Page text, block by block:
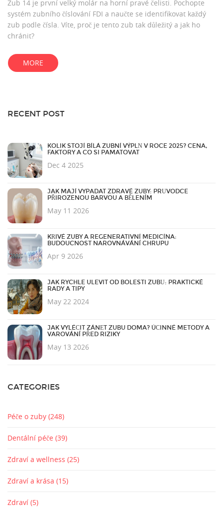
Zub 14 je první velký molár na horní pravé čelisti. Pochopte
systém zubního číslování FDI a naučte se identifikovat každý
zub podle čísla. Víte, proč je tento zub tak důležitý a jak ho
chránit?
MORE
RECENT POST
KOLIK STOJÍ BÍLÁ ZUBNÍ VÝPLŇ V ROCE 2025? CENA,
FAKTORY A CO SI PAMATOVAT
Dec 4 2025
JAK MAJÍ VYPADAT ZDRAVÉ ZUBY: PRŮVODCE
PŘIROZENOU BARVOU A BĚLENÍM
May 11 2026
KŘIVÉ ZUBY A REGENERATIVNÍ MEDICÍNA:
BUDOUCNOST NAROVNÁVÁNÍ CHRUPU
Apr 9 2026
JAK RYCHLE ULEVIT OD BOLESTI ZUBŮ: PRAKTICKÉ
RADY A TIPY
May 22 2024
JAK VYLÉČIT ZÁNĚT ZUBU DOMA? ÚČINNÉ METODY A
VAROVÁNÍ PŘED RIZIKY
May 13 2026
CATEGORIES
Péče o zuby (248)
Dentální péče (39)
Zdraví a wellness (25)
Zdraví a krása (15)
Zdraví (5)